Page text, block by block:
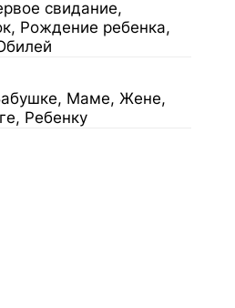
свидание,
Рождение ребенка,
Маме, Жене,
Ребенку